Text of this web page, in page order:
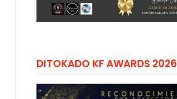
DITOKADO KF AWARDS 2026